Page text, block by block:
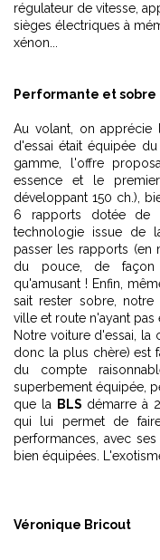
régulateur de vitesse,
sièges électriques à
xénon...
Performante et sobre
Au volant, on apprécie
d'essai était équipée
gamme, l'offre
essence et le
développant 150 ch.),
6 rapports dotée de
technologie issue de
passer les rapports (en
du pouce, de façon
qu'amusant ! Enfin,
sait rester sobre,
ville et route n'ayant pas
Notre voiture d'essai,
donc la plus chère) est
du compte
superbement équipée,
que la
BLS démarre à
qui lui permet de
performances, avec
bien équipées.
Véronique Bricout